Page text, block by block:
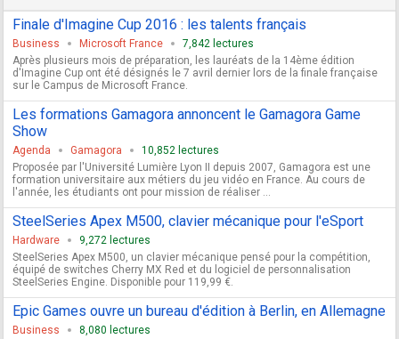
Finale d'Imagine Cup 2016 : les talents français
Business Microsoft France
7,842 lectures
Après plusieurs mois de préparation, les lauréats de la 14ème édition
d'Imagine Cup ont été désignés le 7 avril dernier lors de la finale française
sur le Campus de Microsoft France.
Les formations Gamagora annoncent le Gamagora Game
Show
Agenda Gamagora
10,852 lectures
Proposée par l'Université Lumière Lyon II depuis 2007, Gamagora est une
formation universitaire aux métiers du jeu vidéo en France. Au cours de
l'année, les étudiants ont pour mission de réaliser ...
SteelSeries Apex M500, clavier mécanique pour l'eSport
Hardware
9,272 lectures
SteelSeries Apex M500, un clavier mécanique pensé pour la compétition,
équipé de switches Cherry MX Red et du logiciel de personnalisation
SteelSeries Engine. Disponible pour 119,99 €.
Epic Games ouvre un bureau d'édition à Berlin, en Allemagne
Business
8,080 lectures